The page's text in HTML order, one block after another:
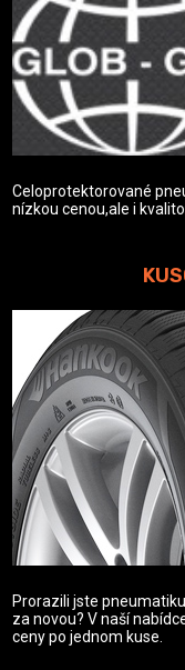
Celoprotektorované
nízkou cenou,ale i
Prorazili jste
za novou? V naší
ceny po jednom kuse.